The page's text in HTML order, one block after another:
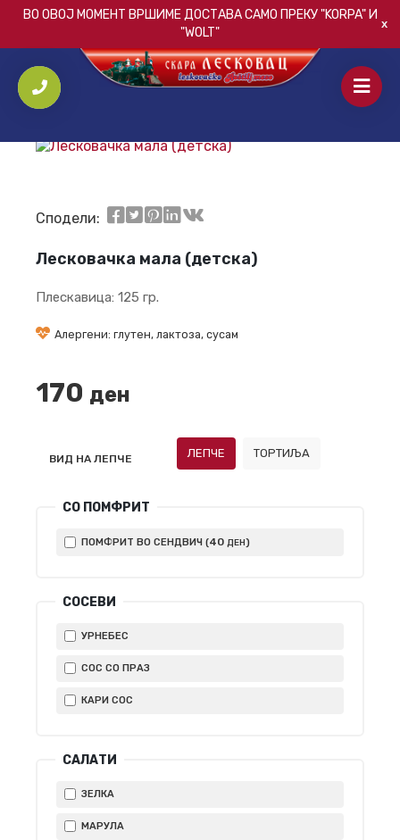
ВО ОВОЈ МОМЕНТ ВРШИМЕ ДОСТАВА САМО ПРЕКУ"KORPA"И
"WOLT"
ПОЧЕТНА
Сподели:
Лесковачка мала (детска)
Плескавица: 125 гр.
Алергени: глутен, лактоза, сусам
170 ден
ВИД НА ЛЕПЧЕ ЛЕПЧЕ ТОРТИЉА
СО ПОМФРИТ
ПОМФРИТ ВО СЕНДВИЧ (40 ДЕН)
СОСЕВИ
УРНЕБЕС
СОС СО ПРАЗ
КАРИ СОС
САЛАТИ
ЗЕЛКА
МАРУЛА